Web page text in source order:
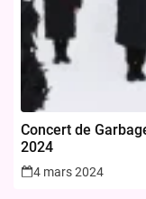
Concert de
2024
4 mars 2024